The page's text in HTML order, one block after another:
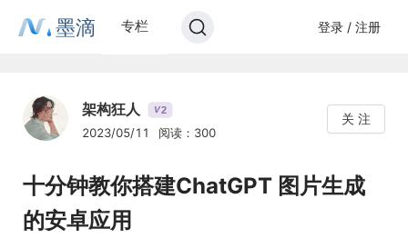
墨滴 专栏 登录 / 注册
架构狂人 V2
2023/05/11 阅读：300
关 注
十分钟教你搭建ChatGPT 图片生成
的安卓应用